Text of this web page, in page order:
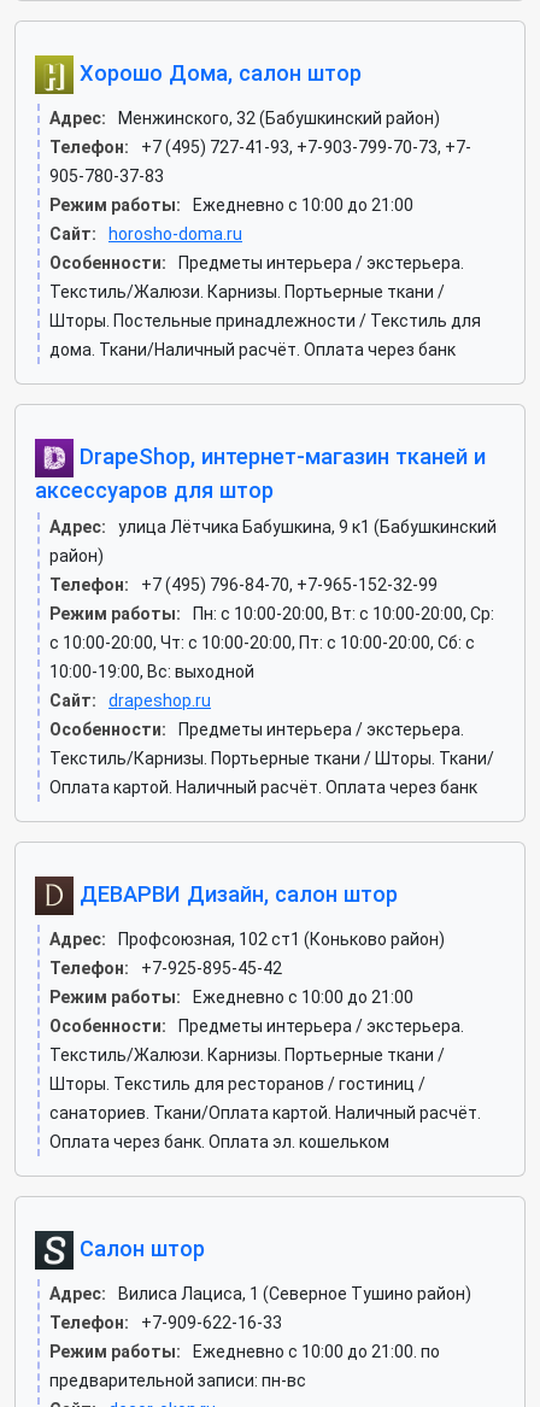
Хорошо Дома, салон штор
Адрес:
Менжинского, 32 (Бабушкинский район)
Телефон:
+7 (495) 727-41-93, +7-903-799-70-73, +7-
905-780-37-83
Режим работы:
Ежедневно с 10:00 до 21:00
Сайт:
horosho-doma.ru
Особенности:
Предметы интерьера / экстерьера.
Текстиль/Жалюзи. Карнизы. Портьерные ткани /
Шторы. Постельные принадлежности / Текстиль для
дома. Ткани/Наличный расчёт. Оплата через банк
DrapeShop, интернет-магазин тканей и
аксессуаров для штор
Адрес:
улица Лётчика Бабушкина, 9 к1 (Бабушкинский
район)
Телефон:
+7 (495) 796-84-70, +7-965-152-32-99
Режим работы:
Пн: c 10:00-20:00, Вт: c 10:00-20:00, Ср:
c 10:00-20:00, Чт: c 10:00-20:00, Пт: c 10:00-20:00, Сб: c
10:00-19:00, Вс: выходной
Сайт:
drapeshop.ru
Особенности:
Предметы интерьера / экстерьера.
Текстиль/Карнизы. Портьерные ткани / Шторы. Ткани/
Оплата картой. Наличный расчёт. Оплата через банк
ДЕВАРВИ Дизайн, салон штор
Адрес:
Профсоюзная, 102 ст1 (Коньково район)
Телефон:
+7-925-895-45-42
Режим работы:
Ежедневно с 10:00 до 21:00
Особенности:
Предметы интерьера / экстерьера.
Текстиль/Жалюзи. Карнизы. Портьерные ткани /
Шторы. Текстиль для ресторанов / гостиниц /
санаториев. Ткани/Оплата картой. Наличный расчёт.
Оплата через банк. Оплата эл. кошельком
Салон штор
Адрес:
Вилиса Лациса, 1 (Северное Тушино район)
Телефон:
+7-909-622-16-33
Режим работы:
Ежедневно с 10:00 до 21:00. по
предварительной записи: пн-вс